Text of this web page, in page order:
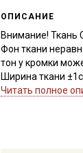
ОПИСАНИЕ
Внимание! Ткань
Фон ткани
тон у кромки
Ширина ткани
Читать полное